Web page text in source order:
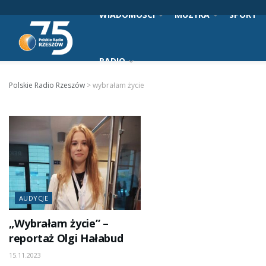
WIADOMOŚCI MUZYKA SPORT
RADIO
Polskie Radio Rzeszów >wybrałam życie
AUDYCJE
„Wybrałam życie” –
reportaż Olgi Hałabud
15.11.2023